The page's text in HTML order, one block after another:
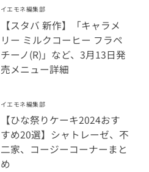
イエモネ編集部
【スタバ 新作】「キャラメ
リー ミルクコーヒー フラペ
チーノ(R)」など、3月13日発
売メニュー詳細
イエモネ編集部
【ひな祭りケーキ2024おす
すめ20選】シャトレーゼ、不
二家、コージーコーナーまと
め